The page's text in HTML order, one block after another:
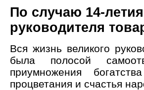
По случаю 14-
руководителя
Вся жизнь великого
была полосой
приумножения
процветания и счастья